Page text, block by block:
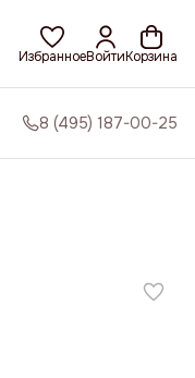
ИзбранноеВойтиКорзина
8 (495) 187-00-25